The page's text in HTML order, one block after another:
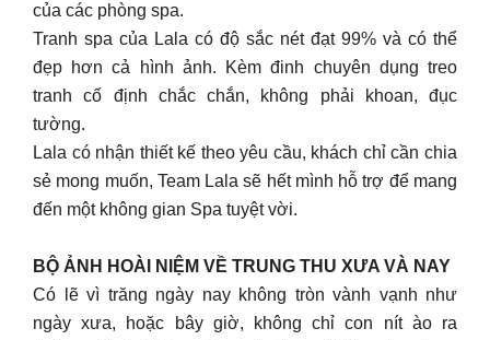
của các phòng spa.
Tranh spa của Lala có độ sắc nét đạt 99% và có thể
đẹp hơn cả hình ảnh. Kèm đinh chuyên dụng treo
tranh cố định chắc chắn, không phải khoan, đục
tường.
Lala có nhận thiết kế theo yêu cầu, khách chỉ cần chia
sẻ mong muốn, Team Lala sẽ hết mình hỗ trợ để mang
đến một không gian Spa tuyệt vời.
BỘ ẢNH HOÀI NIỆM VỀ TRUNG THU XƯA VÀ NAY
Có lẽ vì trăng ngày nay không tròn vành vạnh như
ngày xưa, hoặc bây giờ, không chỉ con nít ào ra